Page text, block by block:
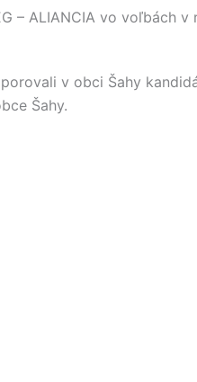
– ALIANCIA vo voľbách
v obci Šahy
Šahy.